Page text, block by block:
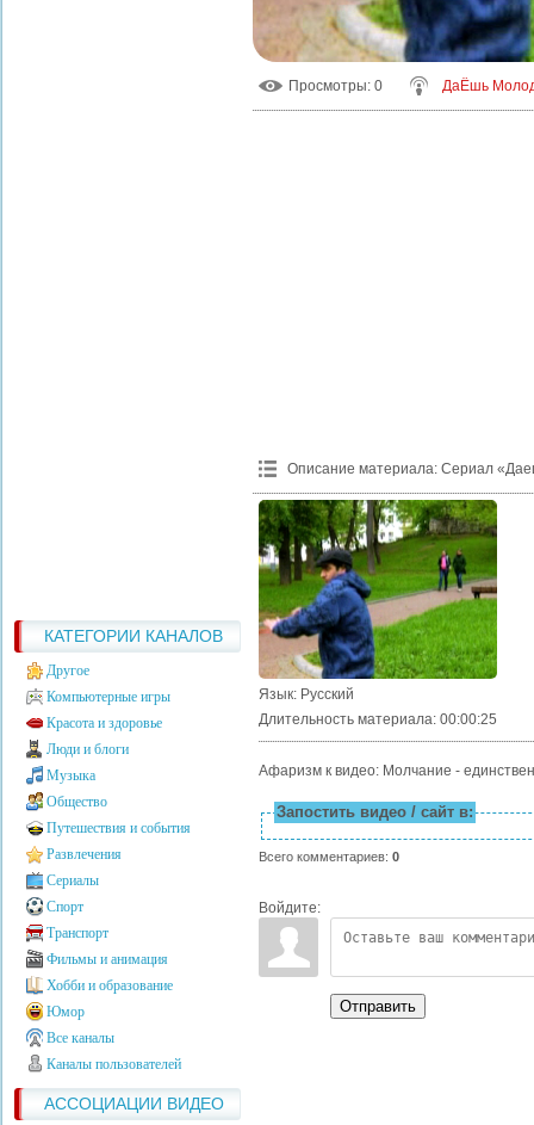
КАТЕГОРИИ КАНАЛОВ
Другое
Компьютерные игры
Красота и здоровье
Люди и блоги
Музыка
Общество
Путешествия и события
Развлечения
Сериалы
Спорт
Транспорт
Фильмы и анимация
Хобби и образование
Юмор
Все каналы
Каналы пользователей
АССОЦИАЦИИ ВИДЕО
Просмотры: 0 ДаЁшь
Описание материала: Сериал
Язык: Русский
Длительность материала: 00:00:25
Афаризм к видео: Молчание -
Запостить видео / сайт в:
Всего комментариев: 0
Войдите:
Отправить